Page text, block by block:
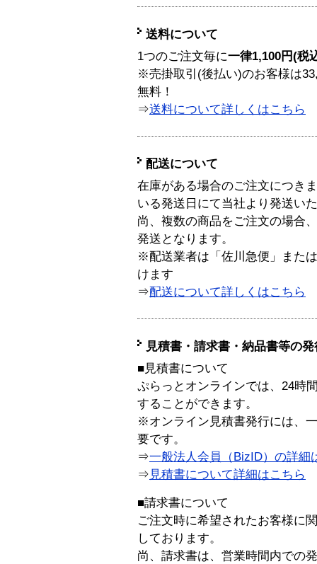
送料について
1つのご注文毎に一律1,100円(税
※売掛取引(後払い)のお客様は
無料！
⇒送料について詳しくはこちら
配送について
在庫がある場合のご注文につき
いる発送日にて当社より発送い
尚、複数の商品をご注文の場合
発送となります。
※配送業者は「佐川急便」また
けます
⇒配送について詳しくはこちら
見積書・請求書・納品書等の
■見積書について
ぷらっとオンラインでは、24時
することができます。
※オンライン見積書発行には、
要です。
⇒一般法人会員（BizID）の詳細
⇒ 見積書について詳細はこちら
■請求書について
ご注文時に希望されたお客様に
しております。
尚、請求書は、営業時間内での